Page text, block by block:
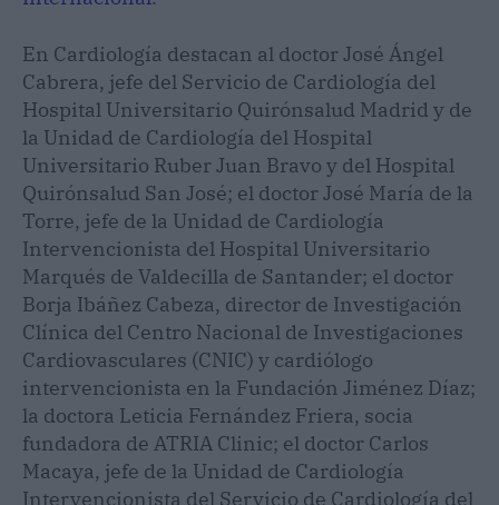
En Cardiología destacan al doctor José Ángel
Cabrera, jefe del Servicio de Cardiología del
Hospital Universitario Quirónsalud Madrid y de
la Unidad de Cardiología del Hospital
Universitario Ruber Juan Bravo y del Hospital
Quirónsalud San José; el doctor José María de la
Torre, jefe de la Unidad de Cardiología
Intervencionista del Hospital Universitario
Marqués de Valdecilla de Santander; el doctor
Borja Ibáñez Cabeza, director de Investigación
Clínica del Centro Nacional de Investigaciones
Cardiovasculares (CNIC) y cardiólogo
intervencionista en la Fundación Jiménez Díaz;
la doctora Leticia Fernández Friera, socia
fundadora de ATRIA Clinic; el doctor Carlos
Macaya, jefe de la Unidad de Cardiología
Intervencionista del Servicio de Cardiología del